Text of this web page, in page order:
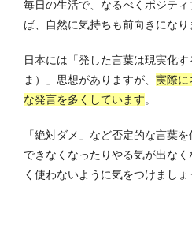
毎日の生活で、なるべくポジテ
ば、自然に気持ちも前向きになり
日本には「発した言葉は現実化
ま）」思想がありますが、 実際に
な発言を多くしています。
「絶対ダメ」など否定的な言葉
できなくなったりやる気が出な
く使わないように気をつけましょ